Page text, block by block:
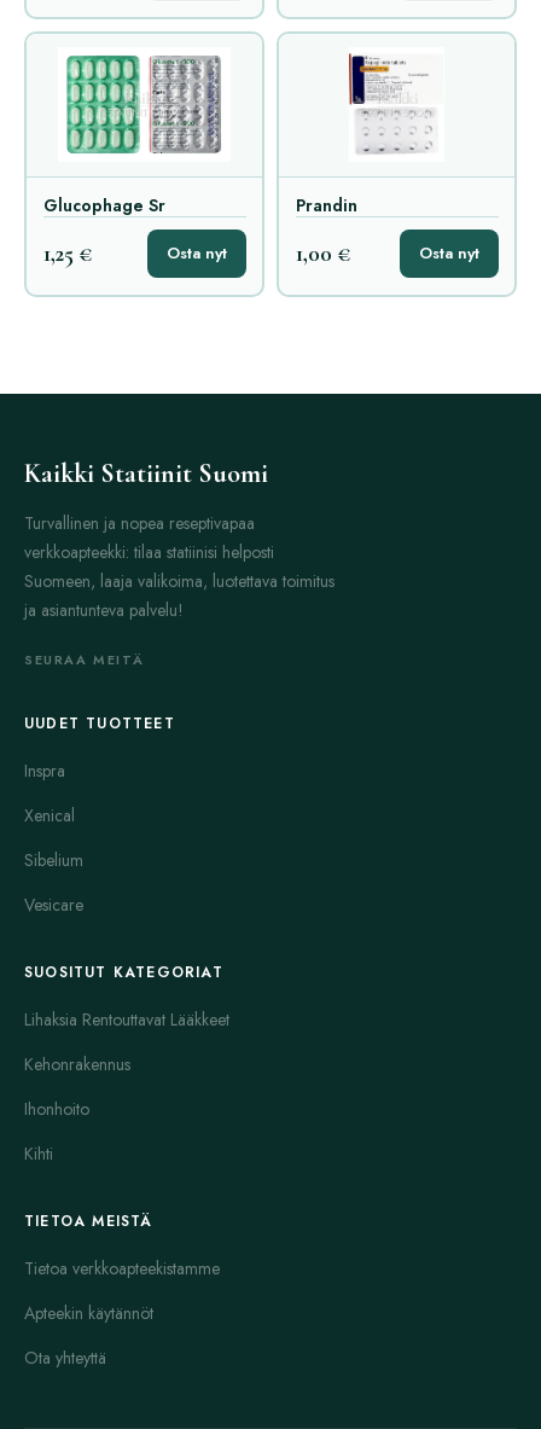
Glucophage Sr
1,25 € Osta nyt
Prandin
1,00 € Osta nyt
Kaikki Statiinit Suomi
Turvallinen ja nopea reseptivapaa
verkkoapteekki: tilaa statiinisi helposti
Suomeen, laaja valikoima, luotettava toimitus
ja asiantunteva palvelu!
SEURAA MEITÄ
UUDET TUOTTEET
Inspra
Xenical
Sibelium
Vesicare
SUOSITUT KATEGORIAT
Lihaksia Rentouttavat Lääkkeet
Kehonrakennus
Ihonhoito
Kihti
TIETOA MEISTÄ
Tietoa verkkoapteekistamme
Apteekin käytännöt
Ota yhteyttä